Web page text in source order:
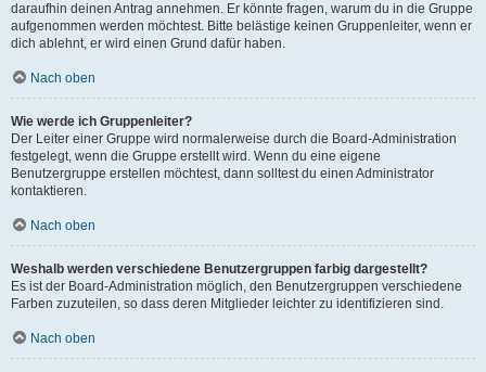
daraufhin deinen Antrag annehmen. Er könnte fragen, warum du in die Gruppe
aufgenommen werden möchtest. Bitte belästige keinen Gruppenleiter, wenn er
dich ablehnt, er wird einen Grund dafür haben.
Nach oben
Wie werde ich Gruppenleiter?
Der Leiter einer Gruppe wird normalerweise durch die Board-Administration
festgelegt, wenn die Gruppe erstellt wird. Wenn du eine eigene
Benutzergruppe erstellen möchtest, dann solltest du einen Administrator
kontaktieren.
Nach oben
Weshalb werden verschiedene Benutzergruppen farbig dargestellt?
Es ist der Board-Administration möglich, den Benutzergruppen verschiedene
Farben zuzuteilen, so dass deren Mitglieder leichter zu identifizieren sind.
Nach oben